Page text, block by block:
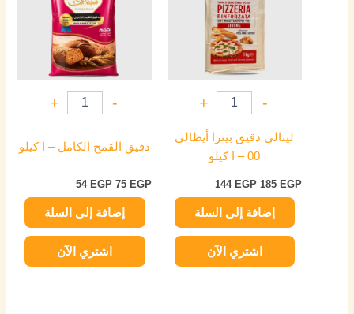
-
+
ليتالي دقيق بيتزا أيطالي
00 – ا كيلو
185EGP
144 EGP
إضافة إلى السلة
اشتري الآن
-
+
دقيق القمح الكامل – ا كيلو
75EGP
54 EGP
إضافة إلى السلة
اشتري الآن